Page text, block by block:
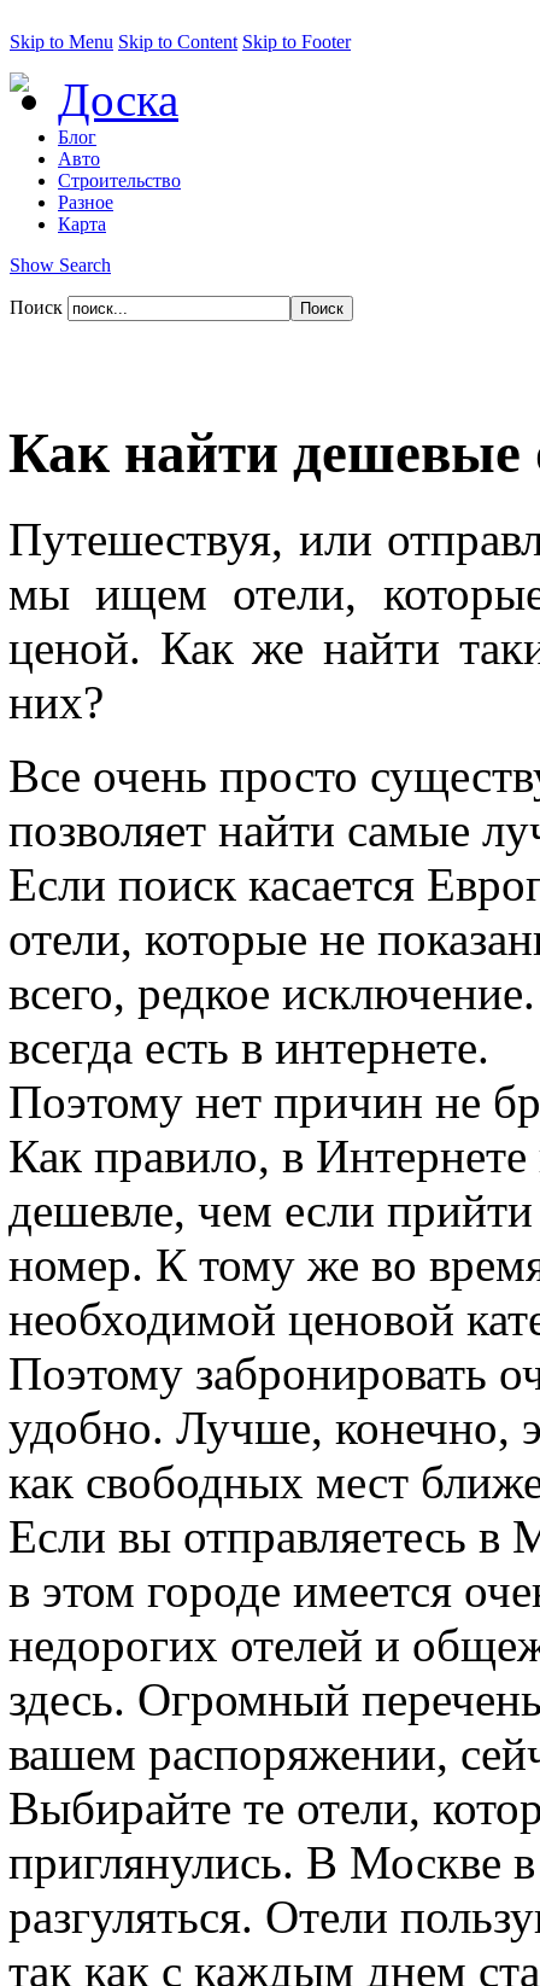
Skip to Menu Skip to Content Skip to Footer
Доска
Блог
Авто
Строительство
Разное
Карта
Show Search
Поиск
Как найти дешевые
Путешествуя, или
мы ищем отели,
ценой. Как же найти
них?
Все очень просто
позволяет найти самые
Если поиск касается
отели, которые не
всего, редкое
всегда есть в интернете.
Поэтому нет причин не
Как правило, в
дешевле, чем если
номер. К тому же во
необходимой ценовой
Поэтому забронировать
удобно. Лучше, конечно,
как свободных мест
Если вы отправляетесь в
в этом городе имеется
недорогих отелей и
здесь. Огромный
вашем распоряжении,
Выбирайте те отели,
приглянулись. В Москве
разгуляться. Отели
так как с каждым днем